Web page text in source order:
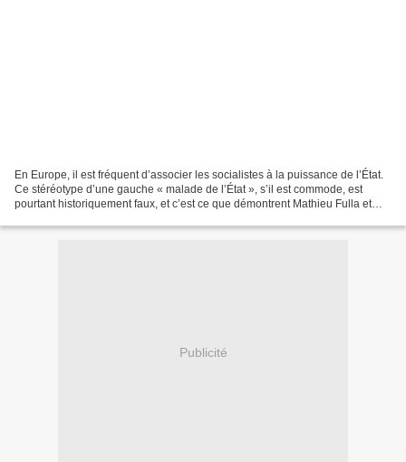
En Europe, il est fréquent d’associer les socialistes à la puissance de l’État.
Ce stéréotype d’une gauche « malade de l’État », s’il est commode, est
pourtant historiquement faux, et c’est ce que démontrent Mathieu Fulla et
Publicité